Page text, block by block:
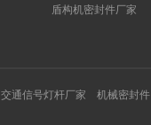
盾构机密封件厂家
交通信号灯杆厂家 机械密封件